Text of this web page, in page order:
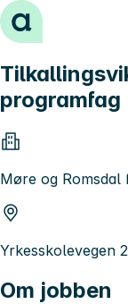
Hopp til innhold
Møre og Romsdal
Yrkesskolevegen
Om jobben